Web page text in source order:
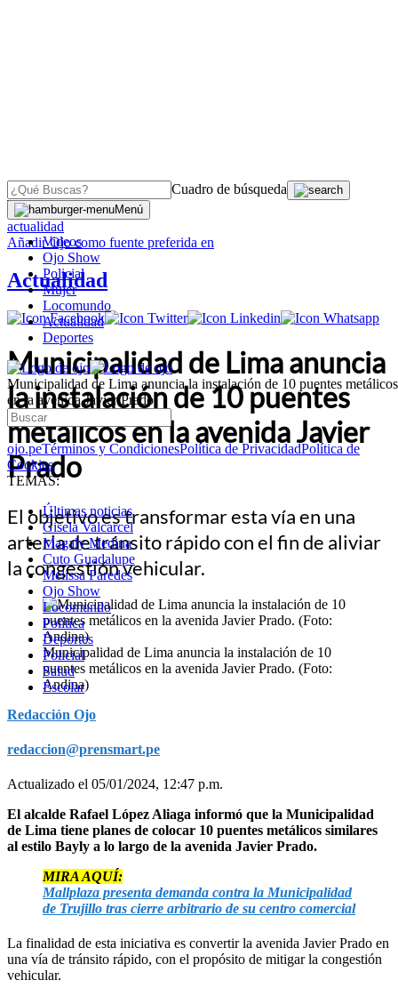
Cuadro de búsqueda
Menú
Videos
Ojo Show
Policial
Mujer
Locomundo
Actualidad
Deportes
Municipalidad de Lima anuncia la instalación de 10 puentes metálicos
en la avenida Javier Prado
ojo.peTérminos y CondicionesPolítica de PrivacidadPolítica de
Cookies
TEMAS:
Últimas noticias
Gisela Valcarcel
Magaly Medina
Cuto Guadalupe
Melissa Paredes
Ojo Show
Locomundo
Política
Deportes
Policial
Salud
Escolar
OJO
actualidad
AñadirOjocomo fuente preferida en
Actualidad
Municipalidad de Lima anuncia
la instalación de 10 puentes
metálicos en la avenida Javier
Prado
El objetivo es transformar esta vía en una
arteria de tránsito rápido con el fin de aliviar
la congestión vehicular.
Municipalidad de Lima anuncia la instalación de 10
puentes metálicos en la avenida Javier Prado. (Foto:
Andina)
Redacción Ojo
redaccion@prensmart.pe
Actualizado el 05/01/2024, 12:47 p.m.
El alcalde Rafael López Aliaga informó que la Municipalidad
de Lima tiene planes de colocar 10 puentes metálicos similares
al estilo Bayly a lo largo de la avenida Javier Prado.
MIRA AQUÍ:
Mallplaza presenta demanda contra la Municipalidad
de Trujillo tras cierre arbitrario de su centro comercial
La finalidad de esta iniciativa es convertir la avenida Javier Prado en
una vía de tránsito rápido, con el propósito de mitigar la congestión
vehicular.